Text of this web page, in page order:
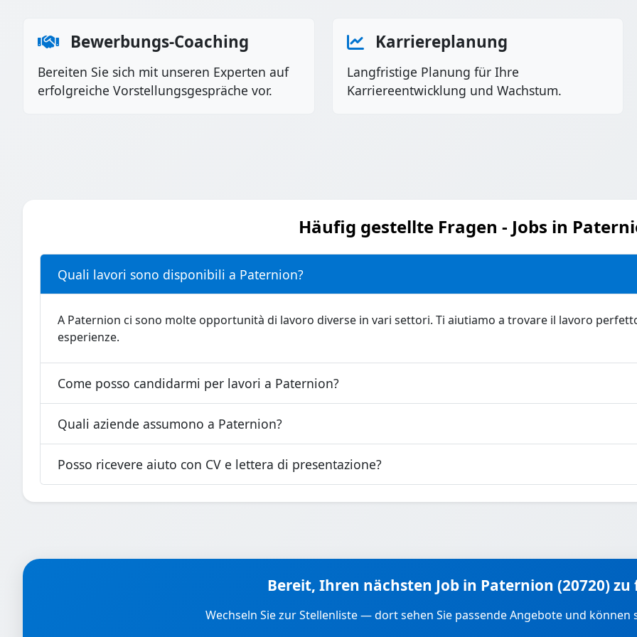
Bewerbungs-Coaching
Bereiten Sie sich mit unseren Experten auf
erfolgreiche Vorstellungsgespräche vor.
Karriereplanung
Langfristige Planung für Ihre
Karriereentwicklung und Wachstum.
Häufig gestellte Fragen - Jobs in
Quali lavori sono disponibili a Paternion?
A Paternion ci sono molte opportunità di lavoro diverse in vari settori. Ti aiutiamo a trovare il lavoro
esperienze.
Come posso candidarmi per lavori a Paternion?
Quali aziende assumono a Paternion?
Posso ricevere aiuto con CV e lettera di presentazione?
Bereit, Ihren nächsten Job in Paternion (20720) zu
Wechseln Sie zur Stellenliste — dort sehen Sie passende Angebote und